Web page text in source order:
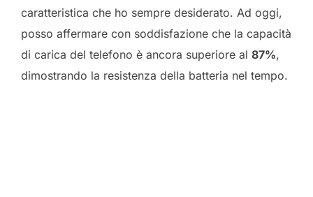
caratteristica che ho sempre desiderato. Ad oggi,
posso affermare con soddisfazione che la capacità
di carica del telefono è ancora superiore al 87%,
dimostrando la resistenza della batteria nel tempo.